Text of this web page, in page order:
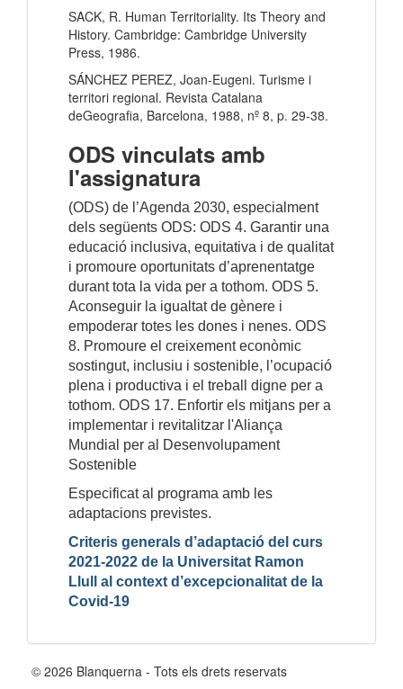
SACK, R. Human Territoriality. Its Theory and
History. Cambridge: Cambridge University
Press, 1986.
SÁNCHEZ PEREZ, Joan-Eugeni. Turisme i
territori regional. Revista Catalana
deGeografia, Barcelona, 1988, nº 8, p. 29-38.
ODS vinculats amb
l'assignatura
(ODS) de l’Agenda 2030, especialment
dels següents ODS: ODS 4. Garantir una
educació inclusiva, equitativa i de qualitat
i promoure oportunitats d’aprenentatge
durant tota la vida per a tothom. ODS 5.
Aconseguir la igualtat de gènere i
empoderar totes les dones i nenes. ODS
8. Promoure el creixement econòmic
sostingut, inclusiu i sostenible, l’ocupació
plena i productiva i el treball digne per a
tothom. ODS 17. Enfortir els mitjans per a
implementar i revitalitzar l'Aliança
Mundial per al Desenvolupament
Sostenible
Especificat al programa amb les
adaptacions previstes.
Criteris generals d’adaptació del curs
2021-2022 de la Universitat Ramon
Llull al context d’excepcionalitat de la
Covid-19
© 2026 Blanquerna - Tots els drets reservats